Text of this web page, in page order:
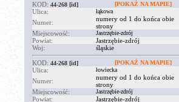
KOD: 44-268 [id] [POKAŻ NA MAPIE]
Ulica: łąkowa
Numer:
numery od 1 do końca obie
strony
Miejscowość:
Jastrzębie-zdrój
Powiat:
Jastrzębie-zdrój
Woj:
śląskie
KOD: 44-268 [id] [POKAŻ NA MAPIE]
Ulica: łowiecka
Numer:
numery od 1 do końca obie
strony
Miejscowość:
Jastrzębie-zdrój
Powiat:
Jastrzębie-zdrój